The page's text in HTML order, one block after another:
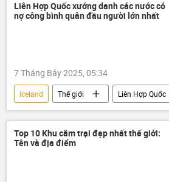
Jens Stoltenberg
tàu ngầm
Liên Hợp Quốc xướng danh các nước có
nợ công bình quân đầu người lớn nhất
7 Tháng Bảy 2025, 05:34
Iceland Thế giới
Liên Hợp Quốc
Kinh tế
nợ công
Nhật Bản
Hoa Kỳ
Nga
Singapore
Anh
Na Uy
Top 10 Khu cắm trại đẹp nhất thế giới:
Tên và địa điểm